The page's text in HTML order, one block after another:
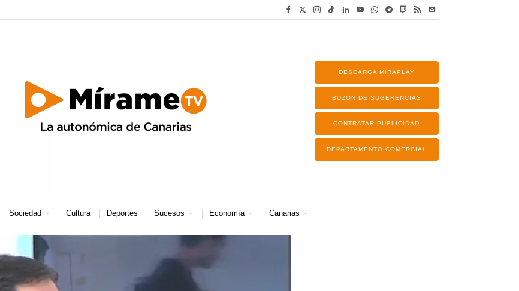
DESCARGA MIRAPLAY
BUZÓN DE SUGERENCIAS
CONTRATAR PUBLICIDAD
DEPARTAMENTO COMERCIAL
Sociedad Cultura Deportes Sucesos Economía Canarias